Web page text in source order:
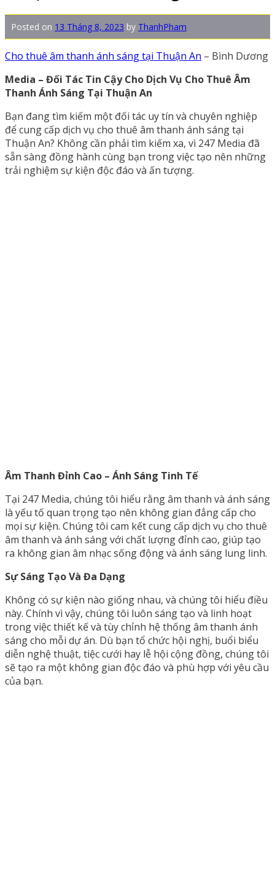
Posted on 13 Tháng 8, 2023 by ThanhPham
Cho thuê âm thanh ánh sáng tại Thuận An – Bình Dương
Media – Đối Tác Tin Cậy Cho Dịch Vụ Cho Thuê Âm
Thanh Ánh Sáng Tại Thuận An
Bạn đang tìm kiếm một đối tác uy tín và chuyên nghiệp
để cung cấp dịch vụ cho thuê âm thanh ánh sáng tại
Thuận An? Không cần phải tìm kiếm xa, vì 247 Media đã
sẵn sàng đồng hành cùng bạn trong việc tạo nên những
trải nghiệm sự kiện độc đáo và ấn tượng.
Âm Thanh Đỉnh Cao – Ánh Sáng Tinh Tế
Tại 247 Media, chúng tôi hiểu rằng âm thanh và ánh sáng
là yếu tố quan trọng tạo nên không gian đẳng cấp cho
mọi sự kiện. Chúng tôi cam kết cung cấp dịch vụ cho thuê
âm thanh và ánh sáng với chất lượng đỉnh cao, giúp tạo
ra không gian âm nhạc sống động và ánh sáng lung linh.
Sự Sáng Tạo Và Đa Dạng
Không có sự kiện nào giống nhau, và chúng tôi hiểu điều
này. Chính vì vậy, chúng tôi luôn sáng tạo và linh hoạt
trong việc thiết kế và tùy chỉnh hệ thống âm thanh ánh
sáng cho mỗi dự án. Dù bạn tổ chức hội nghị, buổi biểu
diễn nghệ thuật, tiệc cưới hay lễ hội cộng đồng, chúng tôi
sẽ tạo ra một không gian độc đáo và phù hợp với yêu cầu
của bạn.